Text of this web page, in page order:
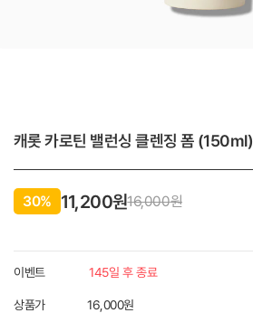
캐롯 카로틴 밸런싱 클렌징 폼 (150ml)
30% 11,200원16,000원
이벤트 145일 후 종료
상품가 16,000원